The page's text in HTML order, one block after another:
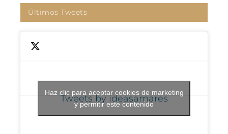
Últimos Tweets
Tweets by ideasamares
Haz clic para aceptar cookies de marketing
y permitir este contenido